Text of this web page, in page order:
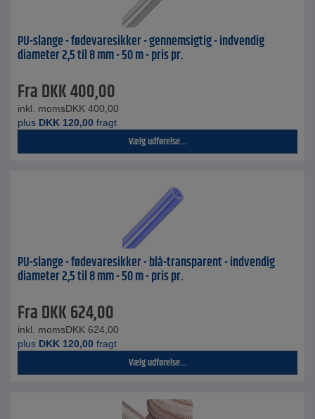
PU-slange - fødevaresikker - gennemsigtig - indvendig
diameter 2,5 til 8 mm - 50 m - pris pr.
FraDKK400,00
inkl. momsDKK 400,00
plus DKK 120,00 fragt
Vælg udførelse...
PU-slange - fødevaresikker - blå-transparent - indvendig
diameter 2,5 til 8 mm - 50 m - pris pr.
FraDKK624,00
inkl. momsDKK 624,00
plus DKK 120,00 fragt
Vælg udførelse...